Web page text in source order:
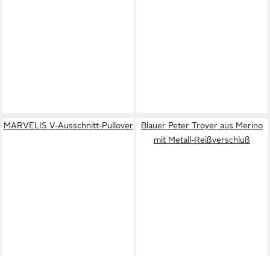
MARVELIS V-Ausschnitt-Pullover
Blauer Peter Troyer aus Merino
mit Metall-Reißverschluß